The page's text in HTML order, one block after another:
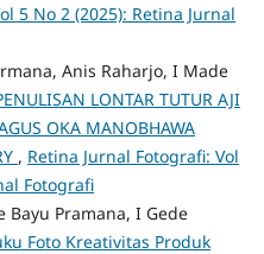
5 No 2 (2025): Retina Jurnal
Anis Raharjo, I Made
LONTAR TUTUR AJI
OKA MANOBHAWA
, Retina Jurnal Fotografi: Vol
Fotografi
Bayu Pramana, I Gede
Foto Kreativitas Produk